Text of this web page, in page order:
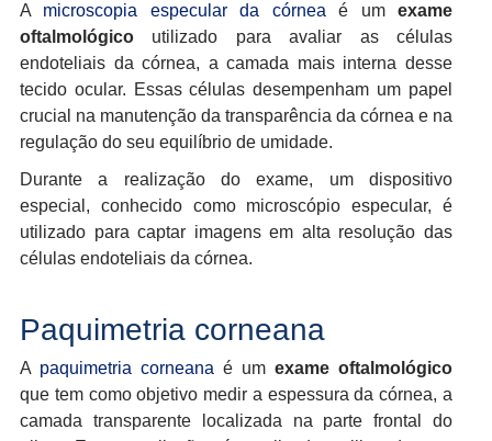
A microscopia especular da córnea é umexame
oftalmológicoutilizado para avaliar as células
endoteliais da córnea, a camada mais interna desse
tecido ocular. Essas células desempenham um papel
crucial na manutenção da transparência da córnea e na
regulação do seu equilíbrio de umidade.
Durante a realização do exame, um dispositivo
especial, conhecido como microscópio especular, é
utilizado para captar imagens em alta resolução das
células endoteliais da córnea.
Paquimetria corneana
A paquimetria corneana é umexame oftalmológico
que tem como objetivo medir a espessura da córnea, a
camada transparente localizada na parte frontal do